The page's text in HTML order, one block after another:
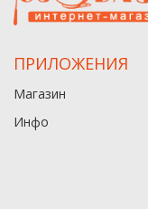
ПРИЛОЖЕНИЯ
Магазин
Инфо